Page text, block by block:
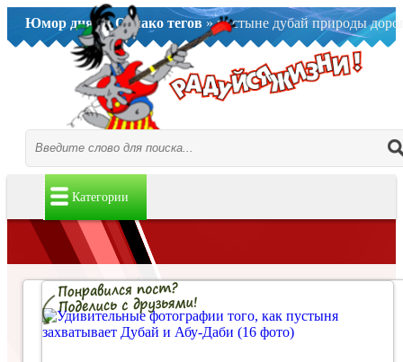
Юмор дня..»Облако тегов» пустыне дубай природы
Категории